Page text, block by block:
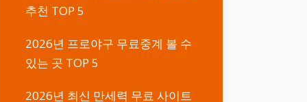
추천 TOP 5
2026년 프로야구 무료중계 볼 수
있는 곳 TOP 5
2026년 최신 만세력 무료 사이트